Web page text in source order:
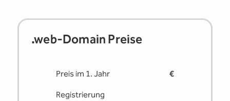
.web-Domain Preise
Preis im 1. Jahr €
Registrierung